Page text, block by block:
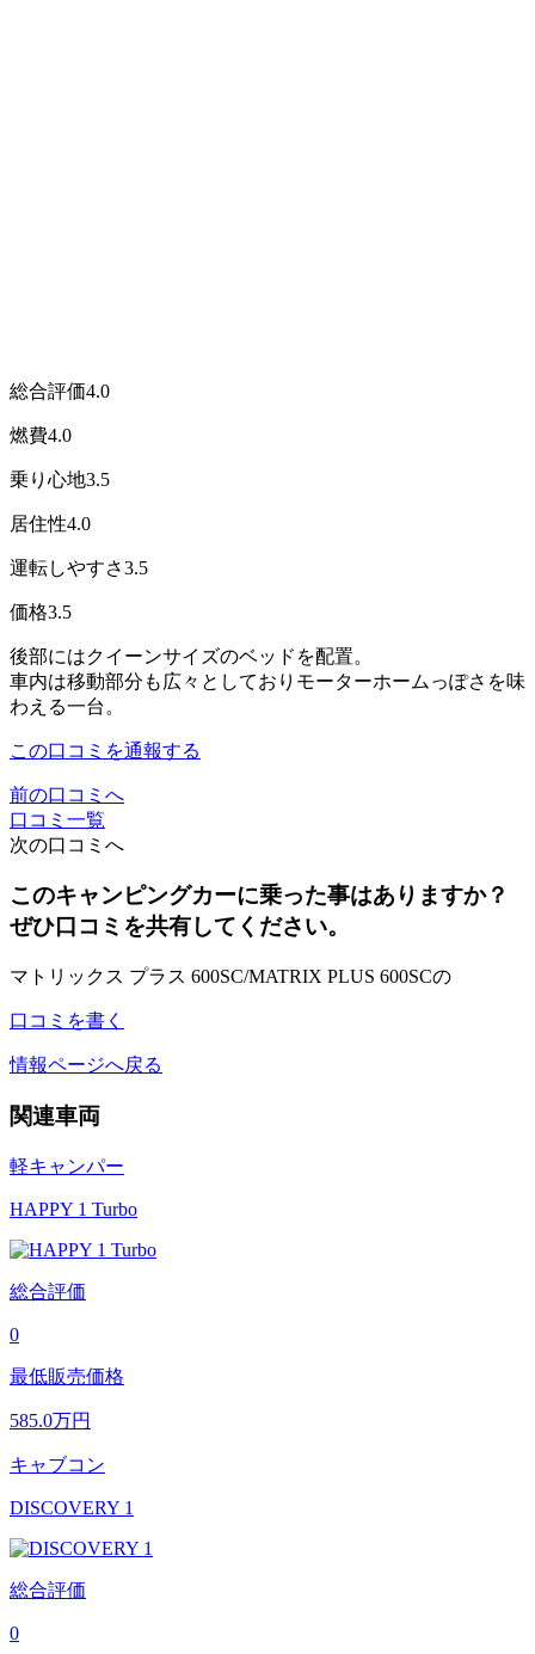
総合評価4.0
燃費4.0
乗り心地3.5
居住性4.0
運転しやすさ3.5
価格3.5
後部にはクイーンサイズのベッドを配置。
車内は移動部分も広々としておりモーターホームっぽさを味
わえる一台。
この口コミを通報する
前の口コミへ
口コミ一覧
次の口コミへ
このキャンピングカーに乗った事はありますか？
ぜひ口コミを共有してください。
マトリックス プラス 600SC/MATRIX PLUS 600SCの
口コミを書く
情報ページへ戻る
関連車両
軽キャンパー
HAPPY 1 Turbo
総合評価
0
最低販売価格
585.0万円
キャブコン
DISCOVERY 1
総合評価
0